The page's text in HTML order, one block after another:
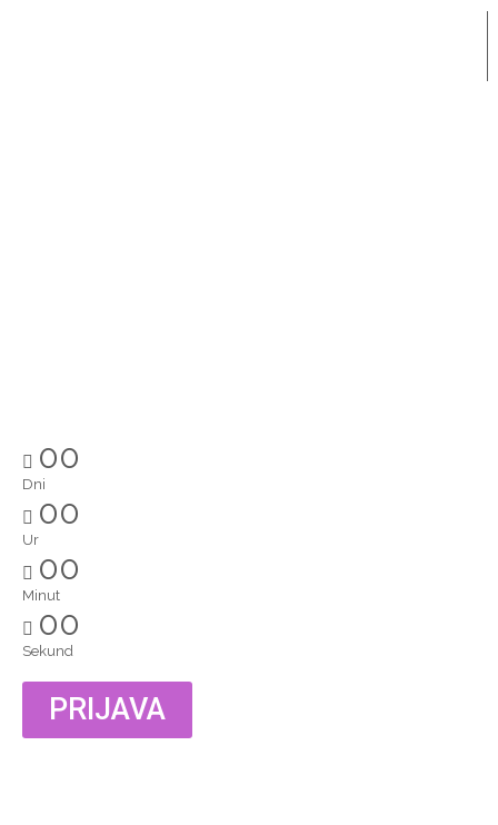
00
Dni
00
Ur
00
Minut
00
Sekund
PRIJAVA